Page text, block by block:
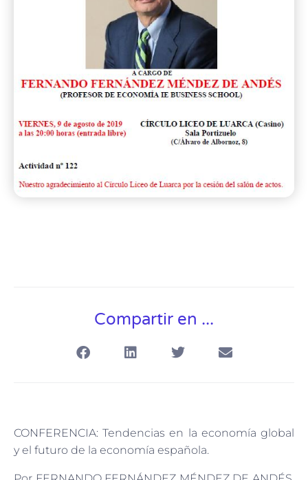
Compartir en ...
CONFERENCIA: Tendencias en la economía global
y el futuro de la economía española.